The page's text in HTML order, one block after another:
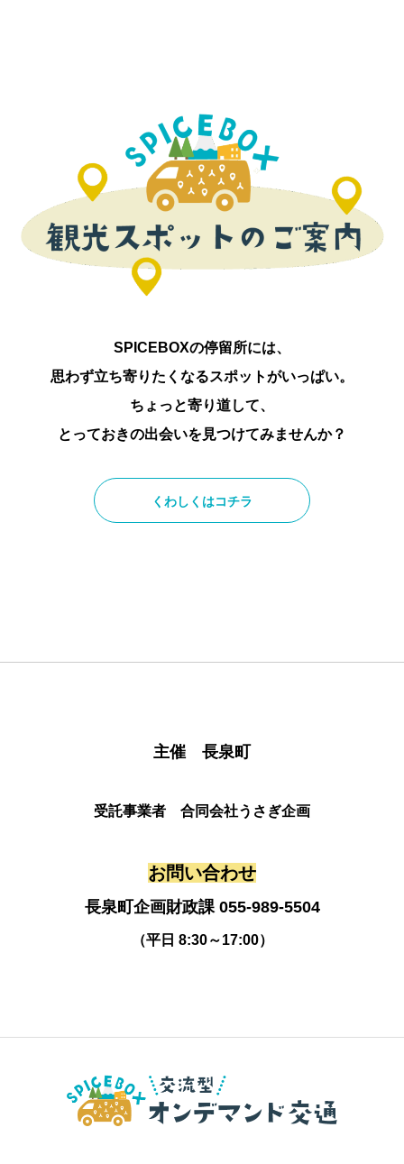
SPICEBOXの停留所には、
思わず立ち寄りたくなるスポットがいっぱい。
ちょっと寄り道して、
とっておきの出会いを見つけてみませんか？
くわしくはコチラ
主催 長泉町
受託事業者 合同会社うさぎ企画
お問い合わせ
長泉町企画財政課 055-989-5504
（平日 8:30～17:00）